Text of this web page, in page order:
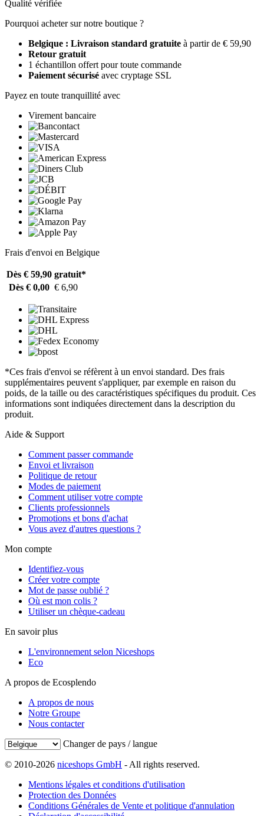
Qualité vérifiée
Pourquoi acheter sur notre boutique ?
Belgique : Livraison standard gratuite à partir de € 59,90
Retour gratuit
1 échantillon offert pour toute commande
Paiement sécurisé avec cryptage SSL
Payez en toute tranquillité avec
Virement bancaire
Frais d'envoi en Belgique
Dès € 59,90 gratuit*
Dès € 0,00 € 6,90
*Ces frais d'envoi se réfèrent à un envoi standard. Des frais
supplémentaires peuvent s'appliquer, par exemple en raison du
poids, de la taille ou des caractéristiques spécifiques du produit. Ces
informations sont indiquées directement dans la description du
produit.
Aide & Support
Comment passer commande
Envoi et livraison
Politique de retour
Modes de paiement
Comment utiliser votre compte
Clients professionnels
Promotions et bons d'achat
Vous avez d'autres questions ?
Mon compte
Identifiez-vous
Créer votre compte
Mot de passe oublié ?
Où est mon colis ?
Utiliser un chèque-cadeau
En savoir plus
L'environnement selon Niceshops
Eco
A propos de Ecosplendo
A propos de nous
Notre Groupe
Nous contacter
Changer de pays / langue
© 2010-2026 niceshops GmbH - All rights reserved.
Mentions légales et conditions d'utilisation
Protection des Données
Conditions Générales de Vente et politique d'annulation